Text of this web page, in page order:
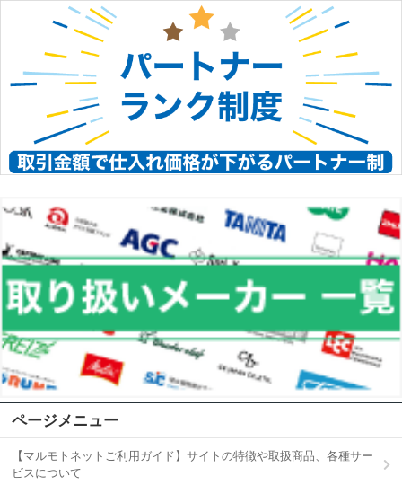
ページメニュー
【マルモトネットご利用ガイド】サイトの特徴や取扱商品、各種サー
ビスについて